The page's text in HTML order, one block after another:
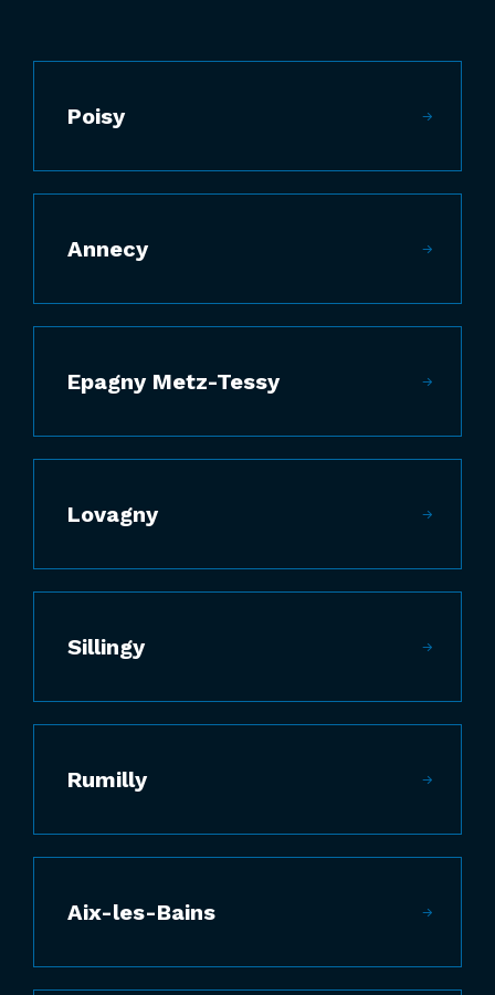
Poisy
Annecy
Epagny Metz-Tessy
Lovagny
Sillingy
Rumilly
Aix-les-Bains